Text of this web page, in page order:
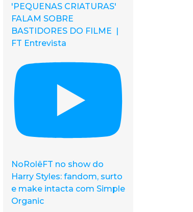
'PEQUENAS CRIATURAS'
FALAM SOBRE
BASTIDORES DO FILME |
FT Entrevista
NoRolêFT no show do
Harry Styles: fandom, surto
e make intacta com Simple
Organic